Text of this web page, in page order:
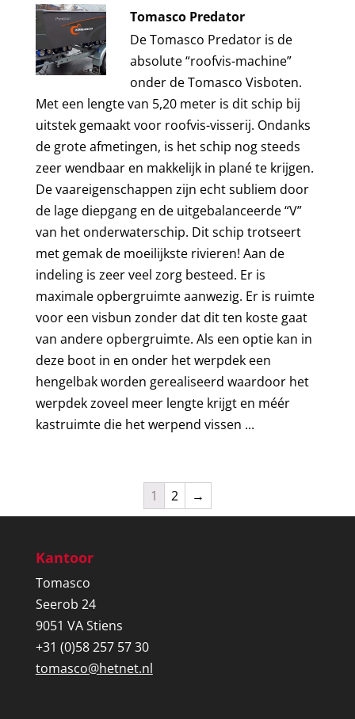
Tomasco Predator
De Tomasco Predator is de
absolute “roofvis-machine”
onder de Tomasco Visboten.
Met een lengte van 5,20 meter is dit schip bij
uitstek gemaakt voor roofvis-visserij. Ondanks
de grote afmetingen, is het schip nog steeds
zeer wendbaar en makkelijk in plané te krijgen.
De vaareigenschappen zijn echt subliem door
de lage diepgang en de uitgebalanceerde “V”
van het onderwaterschip. Dit schip trotseert
met gemak de moeilijkste rivieren! Aan de
indeling is zeer veel zorg besteed. Er is
maximale opbergruimte aanwezig. Er is ruimte
voor een visbun zonder dat dit ten koste gaat
van andere opbergruimte. Als een optie kan in
deze boot in en onder het werpdek een
hengelbak worden gerealiseerd waardoor het
werpdek zoveel meer lengte krijgt en méér
kastruimte die het werpend vissen ...
1 2 →
Kantoor
Tomasco
Seerob 24
9051 VA Stiens
+31 (0)58 257 57 30
tomasco@hetnet.nl